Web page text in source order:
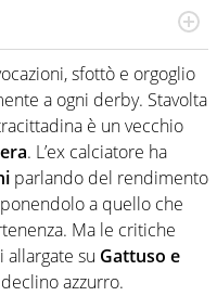
la tesi di laurea sugli stadi
filo conduttore
Per Virgilio
scandaglia l'universo
sfottò e orgoglio
a ogni derby. Stavolta
è un vecchio
. L’ex calciatore ha
parlando del rendimento
a quello che
Ma le critiche
allargate su Gattuso e
azzurro.